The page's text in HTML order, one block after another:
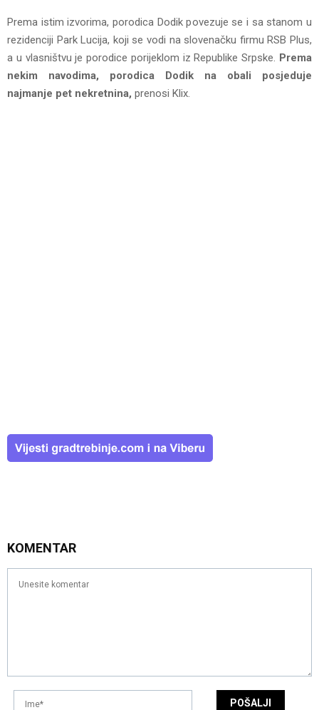
Prema istim izvorima, porodica Dodik povezuje se i sa stanom u
rezidenciji Park Lucija, koji se vodi na slovenačku firmu RSB Plus,
a u vlasništvu je porodice porijeklom iz Republike Srpske. Prema
nekim navodima, porodica Dodik na obali posjeduje
najmanje pet nekretnina, prenosi Klix.
KOMENTAR